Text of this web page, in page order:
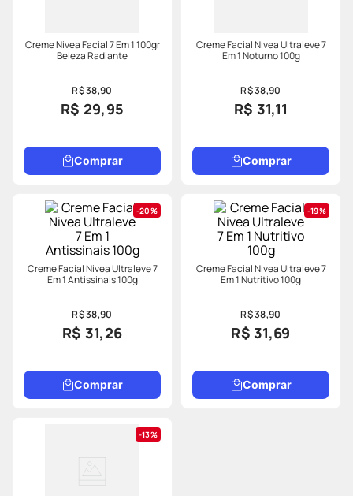
Creme Nivea Facial 7 Em 1 100gr
Beleza Radiante
R$ 38,90
R$ 29,95
Comprar
Creme Facial Nivea Ultraleve 7
Em 1 Noturno 100g
R$ 38,90
R$ 31,11
Comprar
20%
Creme Facial Nivea Ultraleve 7
Em 1 Antissinais 100g
R$ 38,90
R$ 31,26
Comprar
19%
Creme Facial Nivea Ultraleve 7
Em 1 Nutritivo 100g
R$ 38,90
R$ 31,69
Comprar
13%